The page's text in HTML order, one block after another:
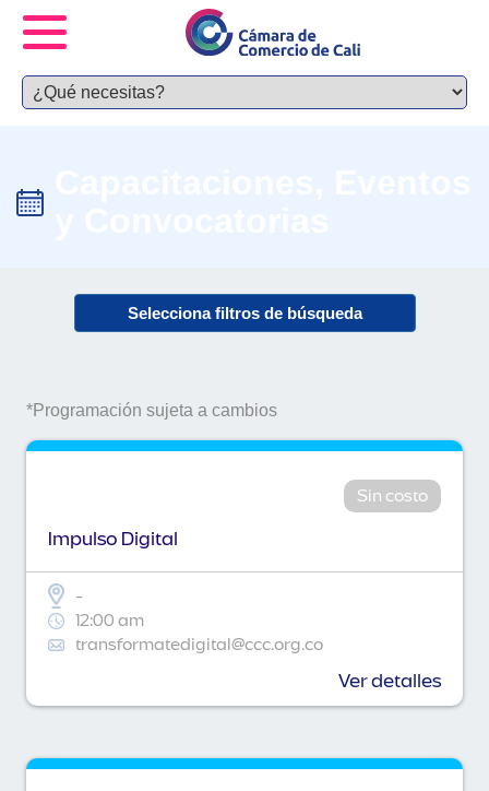
Selecciona filtros de búsqueda
*Programación sujeta a cambios
Sin costo
Impulso Digital
-
12:00 am
transformatedigital@ccc.org.co
Ver detalles